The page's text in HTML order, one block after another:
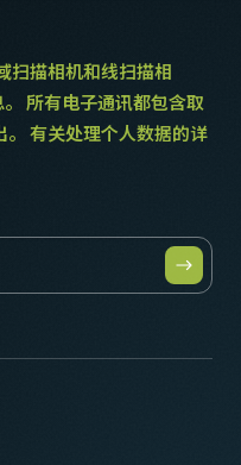
扫描相机和线扫描相
所有电子通讯都包含取
有关处理个人数据的详